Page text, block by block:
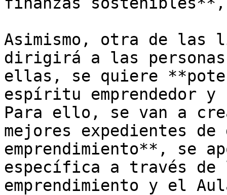
Asimismo, otra de las
dirigirá a las
ellas, se quiere
espíritu emprendedor
Para ello, se van a
mejores expedientes
emprendimiento**, se
específica a través de
emprendimiento y el